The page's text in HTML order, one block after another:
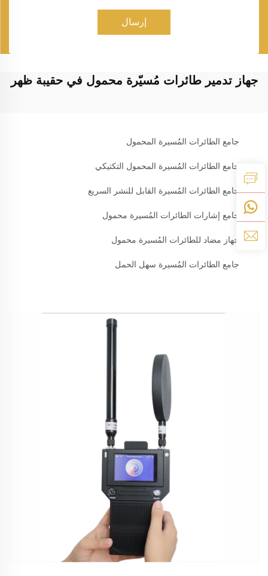
إرسال
جهاز تدمير طائرات مُسيّرة محمول في حقيبة ظهر
جامع الطائرات المُسيرة المحمول
جامع الطائرات المُسيرة المحمول التكتيكي
جامع الطائرات المُسيرة القابل للنشر السريع
جامع إشارات الطائرات المُسيرة محمول
جهاز مضاد للطائرات المُسيرة محمول
جامع الطائرات المُسيرة سهل الحمل